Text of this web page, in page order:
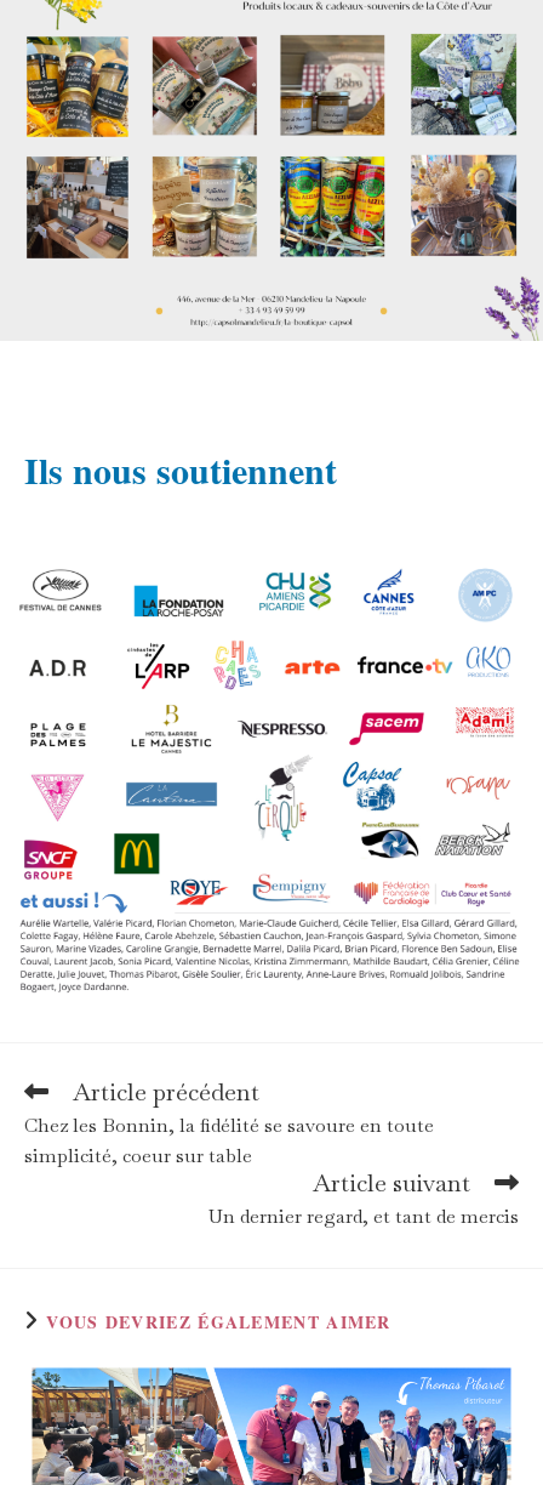
Ils nous soutiennent
Read
more
articles
Article précédent
Chez les Bonnin, la fidélité se savoure en toute
simplicité, coeur sur table
Article suivant
Un dernier regard, et tant de mercis
VOUS DEVRIEZ ÉGALEMENT AIMER